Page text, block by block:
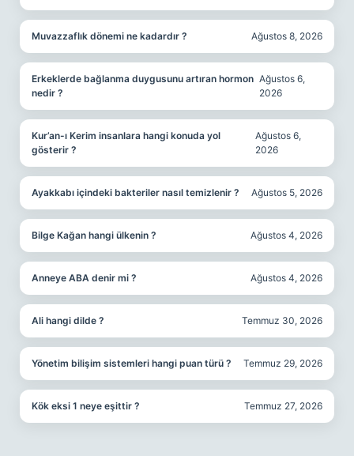
Muvazzaflık dönemi ne kadardır ? Ağustos 8, 2026
Erkeklerde bağlanma duygusunu artıran hormon
nedir ?
Ağustos 6,
2026
Kur’an-ı Kerim insanlara hangi konuda yol
gösterir ?
Ağustos 6,
2026
Ayakkabı içindeki bakteriler nasıl temizlenir ? Ağustos 5, 2026
Bilge Kağan hangi ülkenin ? Ağustos 4, 2026
Anneye ABA denir mi ? Ağustos 4, 2026
Ali hangi dilde ? Temmuz 30, 2026
Yönetim bilişim sistemleri hangi puan türü ? Temmuz 29, 2026
Kök eksi 1 neye eşittir ? Temmuz 27, 2026